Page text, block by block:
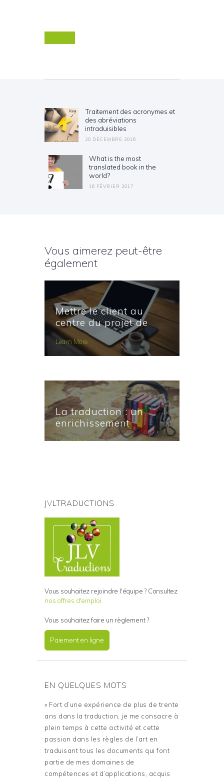
Previous post:
Traitement des acronymes et
des abréviations
intraduisibles
20 DÉCEMBRE 2016
Next post:
What is the most
translated book in the
world?
16 FÉVRIER 2017
Vous aimerez peut-être
également
Mettre le client au
centre du projet de
traduction
Learn More
La traduction : un
enrichissement
personnel et culturel
Learn More
JVLTRADUCTIONS
Vous souhaitez rejoindre l'équipe ? Consultez
nos offres d'emploi
Vous souhaitez faire un règlement ?
Paiement en ligne
EN QUELQUES MOTS
« Fort d’une expérience de plus de trente
ans dans la traduction, je me consacre à
plein temps à cette activité et cette
passion dans les règles de l’art en
traduisant tous les documents qui font
partie de mes domaines de
compétences et d’applications, acquis